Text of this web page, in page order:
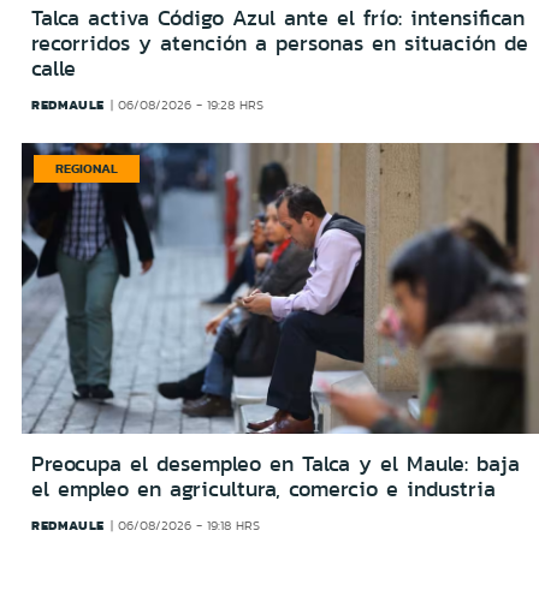
Talca activa Código Azul ante el frío: intensifican
recorridos y atención a personas en situación de
calle
REDMAULE 06/08/2026 - 19:28 HRS
REGIONAL
Preocupa el desempleo en Talca y el Maule: baja
el empleo en agricultura, comercio e industria
REDMAULE 06/08/2026 - 19:18 HRS